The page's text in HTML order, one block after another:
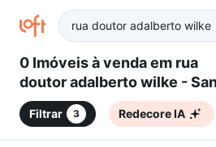
0 Imóveis à venda em rua
doutor adalberto wilke -
Cruz do Sul, RS
Filtrar 3 Redecore IA